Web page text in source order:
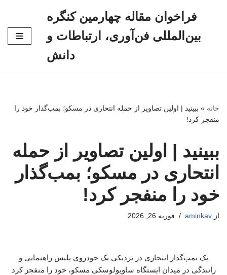
فراخوان مقاله چهارمین کنگره
بین‌المللی فن‌آوری، ارتباطات و
دانش
خانه » ببینید | اولین تصاویر از حمله انتحاری در مسکو؛ بمب‌گذار خود را
منفجر کرد!
ببینید | اولین تصاویر از حمله
انتحاری در مسکو؛ بمب‌گذار
خود را منفجر کرد!
از aminkav فوریه 26, 2026
یک بمب‌گذار انتحاری در نزدیکی یک خودروی پلیس راهنمایی و
رانندگی در میدان ایستگاه ساویولوسکی مسکو، خود را منفجر کرد